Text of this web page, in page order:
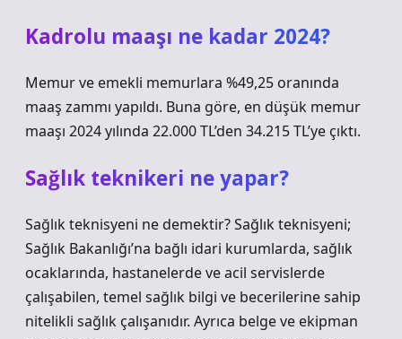
Kadrolu maaşı ne kadar 2024?
Memur ve emekli memurlara %49,25 oranında
maaş zammı yapıldı. Buna göre, en düşük memur
maaşı 2024 yılında 22.000 TL’den 34.215 TL’ye çıktı.
Sağlık teknikeri ne yapar?
Sağlık teknisyeni ne demektir? Sağlık teknisyeni;
Sağlık Bakanlığı’na bağlı idari kurumlarda, sağlık
ocaklarında, hastanelerde ve acil servislerde
çalışabilen, temel sağlık bilgi ve becerilerine sahip
nitelikli sağlık çalışanıdır. Ayrıca belge ve ekipman